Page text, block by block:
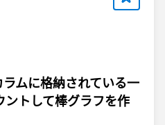
ムに格納されている一
トして棒グラフを作